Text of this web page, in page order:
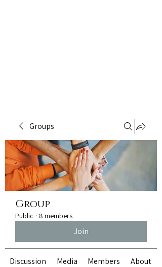
Groups
Group
Public · 8 members
Join
Discussion Media Members About